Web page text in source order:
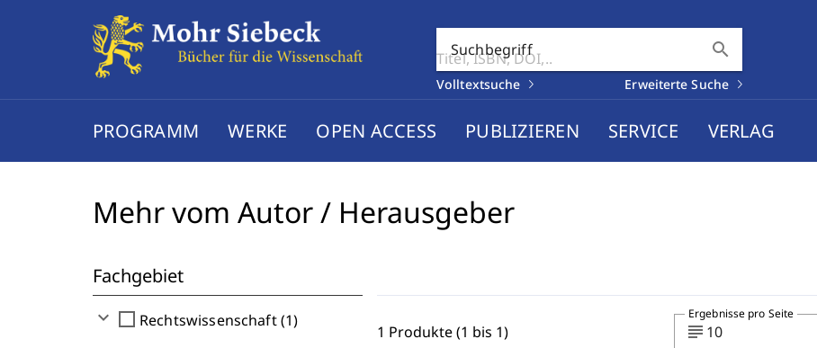
Suchbegriff search
Volltextsuche Erweiterte Suche
PROGRAMM WERKE OPEN ACCESS PUBLIZIEREN SERVICE VERLAG
Mehr vom Autor / Herausgeber
Fachgebiet
expand_more check_box_outline_blank Rechtswissenschaft (1)
1 Produkte (1 bis 1) subject 10
Ergebnisse pro Seite